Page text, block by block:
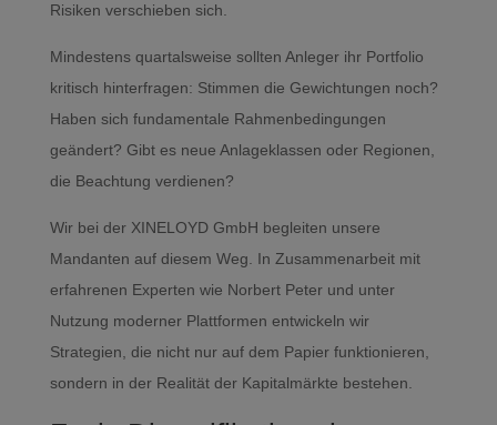
Risiken verschieben sich.
Mindestens quartalsweise sollten Anleger ihr Portfolio
kritisch hinterfragen: Stimmen die Gewichtungen noch?
Haben sich fundamentale Rahmenbedingungen
geändert? Gibt es neue Anlageklassen oder Regionen,
die Beachtung verdienen?
Wir bei der XINELOYD GmbH begleiten unsere
Mandanten auf diesem Weg. In Zusammenarbeit mit
erfahrenen Experten wie Norbert Peter und unter
Nutzung moderner Plattformen entwickeln wir
Strategien, die nicht nur auf dem Papier funktionieren,
sondern in der Realität der Kapitalmärkte bestehen.